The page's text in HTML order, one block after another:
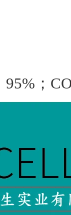
95% ；